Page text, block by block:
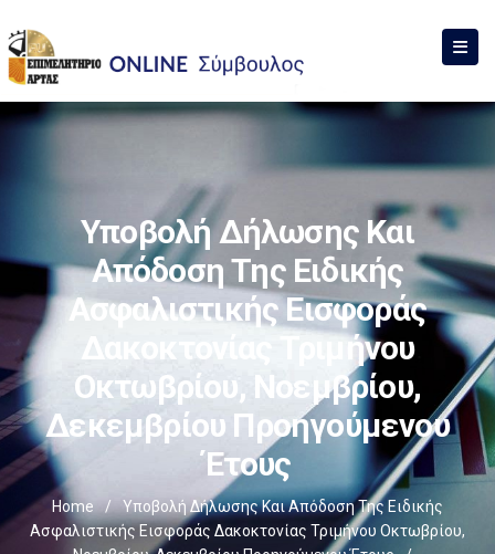
Υποβολή Δήλωσης Και
Απόδοση Της Ειδικής
Ασφαλιστικής Εισφοράς
Δακοκτονίας Τριμήνου
Οκτωβρίου, Νοεμβρίου,
Δεκεμβρίου Προηγούμενου
Έτους
Home /
Υποβολή Δήλωσης Και Απόδοση Της Ειδικής
Ασφαλιστικής Εισφοράς Δακοκτονίας Τριμήνου Οκτωβρίου,